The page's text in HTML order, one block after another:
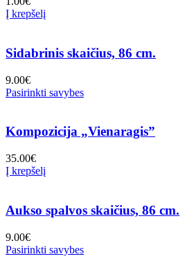
Į krepšelį
Sidabrinis skaičius, 86 cm.
9.00€
Pasirinkti savybes
Kompozicija „Vienaragis”
35.00€
Į krepšelį
Aukso spalvos skaičius, 86 cm.
9.00€
Pasirinkti savybes